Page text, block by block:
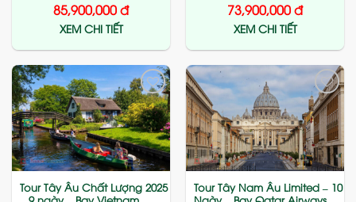
85,900,000đ
XEM CHI TIẾT
73,900,000đ
XEM CHI TIẾT
Add
to
wishlist
Tour Tây Âu Chất Lượng 2025
Add
to
wishlist
Tour Tây Nam Âu Limited – 10